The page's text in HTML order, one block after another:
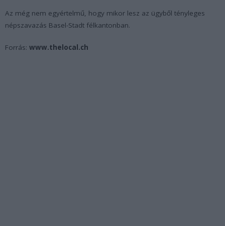
Az még nem egyértelmű, hogy mikor lesz az ügyből tényleges
népszavazás Basel-Stadt félkantonban.
Forrás: www.thelocal.ch